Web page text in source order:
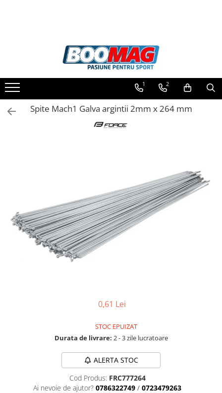
Biciclete copii
Biciclete dama
Biciclete mountain bike (MTB)
si Gravel
Accesorii biciclete
Scaun bicicleta copii
Chei si scule bicicleta
Produse intretinere bicicleta
Accesorii biciclete copii
Bidoane si suporti bicicleta
1 2
Spite Mach1 Galva argintii 2mm x 264 mm
0,61 Lei
STOC EPUIZAT
Durata de livrare: 2 - 3 zile lucratoare
ALERTA STOC
Cod Produs: FRC777264
Ai nevoie de ajutor? 0786322749 / 0723479263